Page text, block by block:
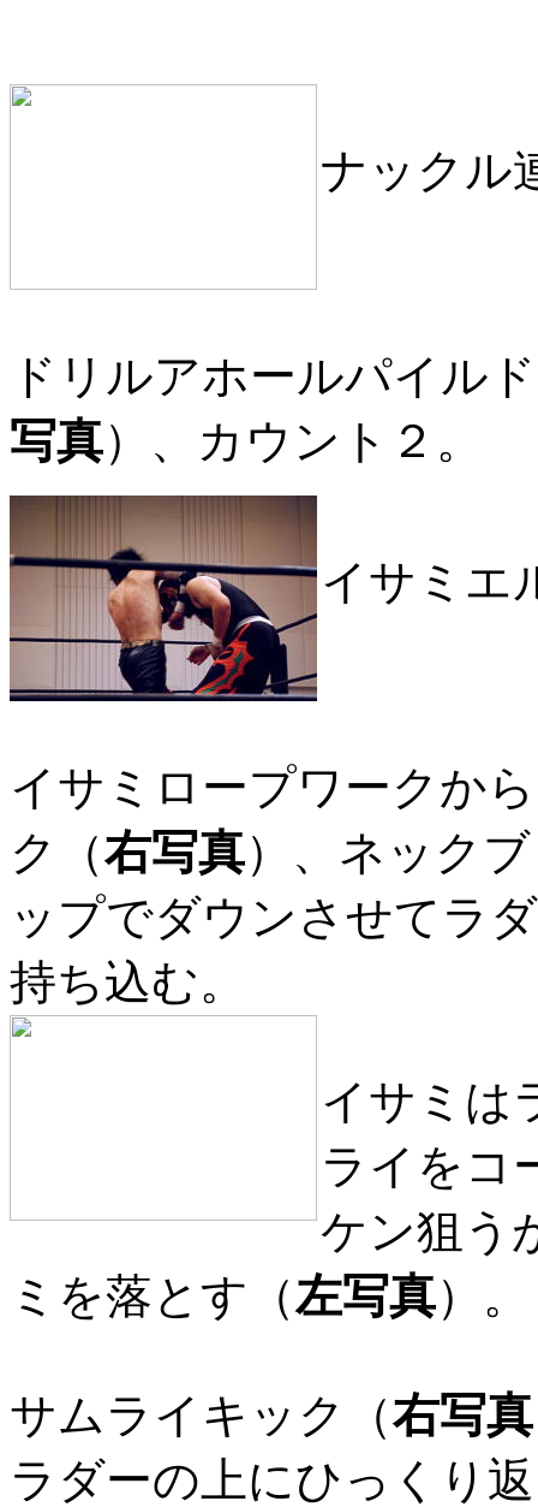
ナックル
ドリルアホールパイル
写真）、カウント２。
イサミエ
イサミロープワークか
ク（右写真）、ネック
ップでダウンさせてラ
持ち込む。
イサミは
ライをコ
ケン狙う
ミを落とす（左写真）。
サムライキック（右写真
ラダーの上にひっくり